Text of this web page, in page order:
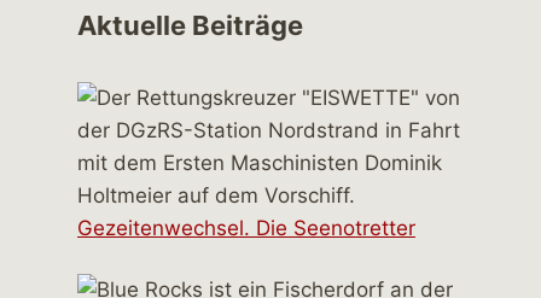
Aktuelle Beiträge
Gezeitenwechsel. Die Seenotretter